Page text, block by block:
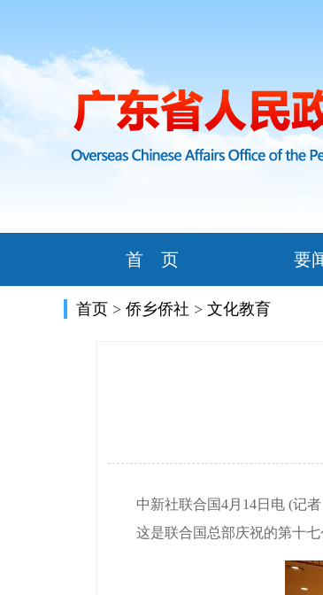
首 页 要
首页 > 侨乡侨社 > 文化教育
中新社联合国4月14日电 (记者
这是联合国总部庆祝的第十七